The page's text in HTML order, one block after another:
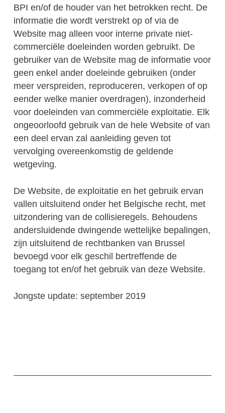
BPI en/of de houder van het betrokken recht. De
informatie die wordt verstrekt op of via de
Website mag alleen voor interne private niet-
commerciële doeleinden worden gebruikt. De
gebruiker van de Website mag de informatie voor
geen enkel ander doeleinde gebruiken (onder
meer verspreiden, reproduceren, verkopen of op
eender welke manier overdragen), inzonderheid
voor doeleinden van commerciële exploitatie. Elk
ongeoorloofd gebruik van de hele Website of van
een deel ervan zal aanleiding geven tot
vervolging overeenkomstig de geldende
wetgeving.
De Website, de exploitatie en het gebruik ervan
vallen uitsluitend onder het Belgische recht, met
uitzondering van de collisieregels. Behoudens
andersluidende dwingende wettelijke bepalingen,
zijn uitsluitend de rechtbanken van Brussel
bevoegd voor elk geschil bertreffende de
toegang tot en/of het gebruik van deze Website.
Jongste update: september 2019